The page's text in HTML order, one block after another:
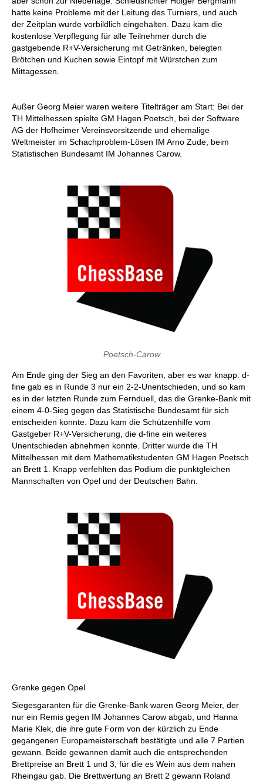
hatte keine Probleme mit der Leitung des Turniers, und auch
der Zeitplan wurde vorbildlich eingehalten. Dazu kam die
kostenlose Verpflegung für alle Teilnehmer durch die
gastgebende R+V-Versicherung mit Getränken, belegten
Brötchen und Kuchen sowie Eintopf mit Würstchen zum
Mittagessen.
Außer Georg Meier waren weitere Titelträger am Start: Bei der
TH Mittelhessen spielte GM Hagen Poetsch, bei der Software
AG der Hofheimer Vereinsvorsitzende und ehemalige
Weltmeister im Schachproblem-Lösen IM Arno Zude, beim
Statistischen Bundesamt IM Johannes Carow.
Poetsch-Carow
Am Ende ging der Sieg an den Favoriten, aber es war knapp: d-
fine gab es in Runde 3 nur ein 2-2-Unentschieden, und so kam
es in der letzten Runde zum Fernduell, das die Grenke-Bank mit
einem 4-0-Sieg gegen das Statistische Bundesamt für sich
entscheiden konnte. Dazu kam die Schützenhilfe vom
Gastgeber R+V-Versicherung, die d-fine ein weiteres
Unentschieden abnehmen konnte. Dritter wurde die TH
Mittelhessen mit dem Mathematikstudenten GM Hagen Poetsch
an Brett 1. Knapp verfehlten das Podium die punktgleichen
Mannschaften von Opel und der Deutschen Bahn.
Grenke gegen Opel
Siegesgaranten für die Grenke-Bank waren Georg Meier, der
nur ein Remis gegen IM Johannes Carow abgab, und Hanna
Marie Klek, die ihre gute Form von der kürzlich zu Ende
gegangenen Europameisterschaft bestätigte und alle 7 Partien
gewann. Beide gewannen damit auch die entsprechenden
Brettpreise an Brett 1 und 3, für die es Wein aus dem nahen
Rheingau gab. Die Brettwertung an Brett 2 gewann Roland